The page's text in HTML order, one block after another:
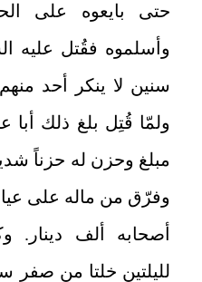
حتى بايعوه على
وأسلموه فقُتل عليه
سنين لا ينكر أحد
ولمّا قُتِل بلغ ذلك أبا
مبلغ وحزن له حزناً
وفرّق من ماله على
أصحابه ألف دينار.
لليلتين خلتا من صفر